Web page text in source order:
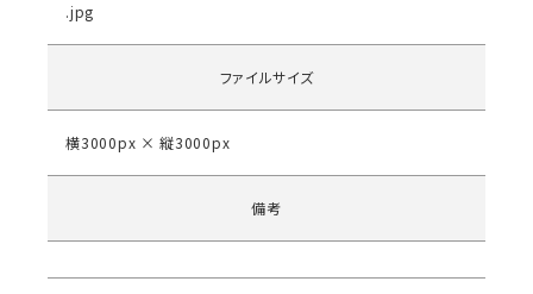
.jpg
ファイルサイズ
横3000px × 縦3000px
備考